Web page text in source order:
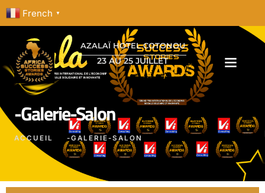
French ▼
AZALAÏ HOTEL COTONOU
23 AU 25 JUILLET
-galerie-Salon
ACCUEIL -GALERIE-SALON